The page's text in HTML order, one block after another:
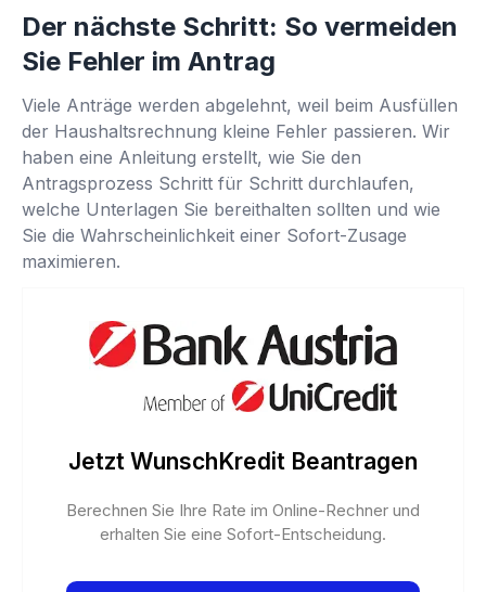
Der nächste Schritt: So vermeiden
Sie Fehler im Antrag
Viele Anträge werden abgelehnt, weil beim Ausfüllen
der Haushaltsrechnung kleine Fehler passieren. Wir
haben eine Anleitung erstellt, wie Sie den
Antragsprozess Schritt für Schritt durchlaufen,
welche Unterlagen Sie bereithalten sollten und wie
Sie die Wahrscheinlichkeit einer Sofort-Zusage
maximieren.
Jetzt WunschKredit Beantragen
Berechnen Sie Ihre Rate im Online-Rechner und
erhalten Sie eine Sofort-Entscheidung.